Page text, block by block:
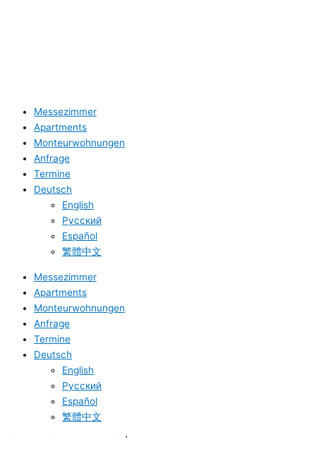
Messezimmer
Apartments
Monteurwohnungen
Anfrage
Termine
Deutsch
English
Русский
Español
繁體中文
Messezimmer
Apartments
Monteurwohnungen
Anfrage
Termine
Deutsch
English
Русский
Español
繁體中文
Air Boardinghouse B-Tulip | Webdesign